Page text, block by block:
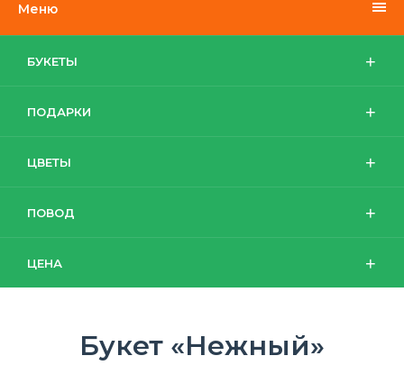
Меню
БУКЕТЫ
ПОДАРКИ
ЦВЕТЫ
ПОВОД
ЦЕНА
Букет «Нежный»